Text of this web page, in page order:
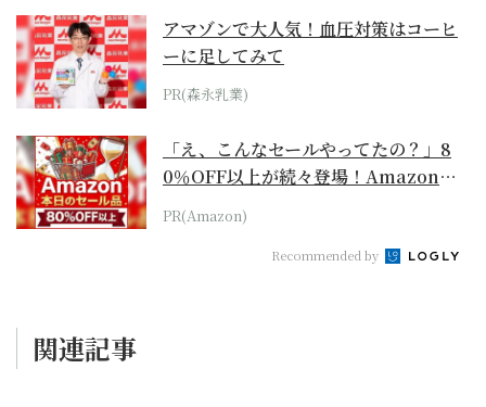
アマゾンで大人気！血圧対策はコーヒ
ーに足してみて
PR(森永乳業)
「え、こんなセールやってたの？」8
0％OFF以上が続々登場！Amazonの
本気が...
PR(Amazon)
Recommended by
関連記事